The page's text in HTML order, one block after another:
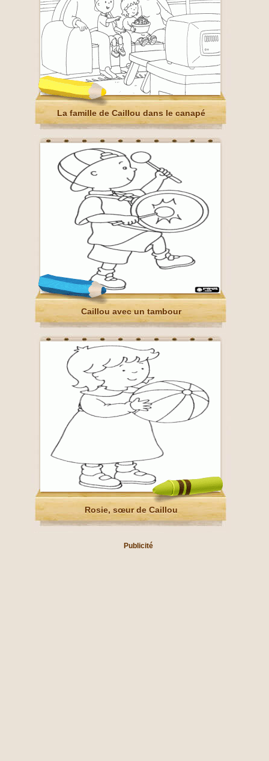
La famille de Caillou dans le canapé
Caillou avec un tambour
Rosie, sœur de Caillou
Publicité